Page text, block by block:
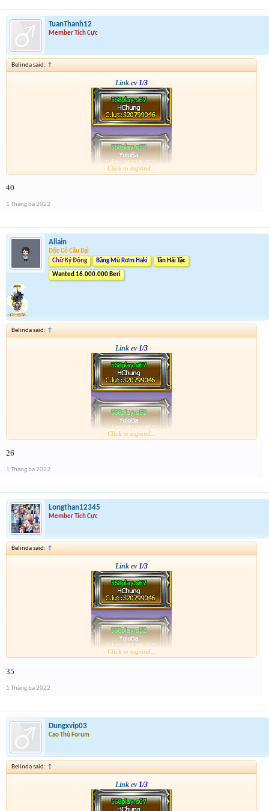
TuanThanh12
Member Tích Cực
Belinda said: ↑
Link ev1/3
Click to expand...
40
1 Tháng ba 2022
Allain
Độc Cô Cầu Bại
Chữ Ký Động
Băng Mũ Rơm Haki Tân Hải Tặc
Wanted 16.000.000 Beri
Belinda said: ↑
Link ev1/3
Click to expand...
26
1 Tháng ba 2022
Longthan12345
Member Tích Cực
Belinda said: ↑
Link ev1/3
Click to expand...
35
1 Tháng ba 2022
Dungxvip03
Cao Thủ Forum
Belinda said: ↑
Link ev1/3